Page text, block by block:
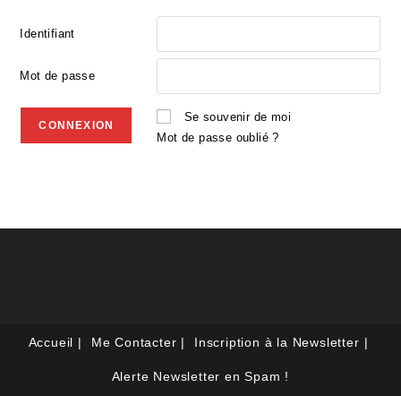
Identifiant
Mot de passe
Se souvenir de moi
Mot de passe oublié ?
Accueil Me Contacter Inscription à la Newsletter
Alerte Newsletter en Spam !